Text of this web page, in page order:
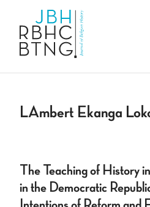
LAmbert Ekanga
The Teaching of History
in the Democratic